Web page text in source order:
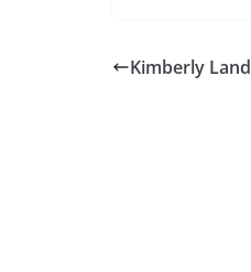
Kimberly Land